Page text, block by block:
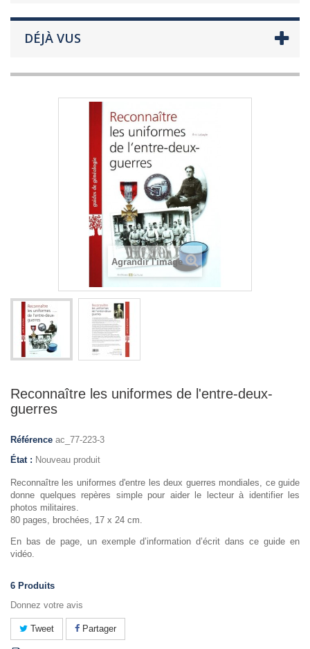
DÉJÀ VUS
Agrandir l'image
Reconnaître les uniformes de l'entre-deux-
guerres
Référence ac_77-223-3
État : Nouveau produit
Reconnaître les uniformes d'entre les deux guerres mondiales, ce guide
donne quelques repères simple pour aider le lecteur à identifier les
photos militaires.
80 pages, brochées, 17 x 24 cm.
En bas de page, un exemple d’information d’écrit dans ce guide en
vidéo.
6 Produits
Donnez votre avis
Tweet Partager